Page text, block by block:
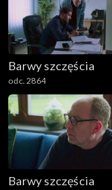
Barwy szczęścia
odc. 2864
Barwy szczęścia